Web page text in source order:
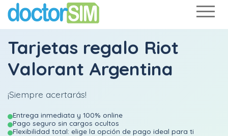
Tarjetas regalo Riot
Valorant Argentina
¡Siempre acertarás!
Entrega inmediata y 100% online
Pago seguro sin cargos ocultos
Flexibilidad total: elige la opción de pago ideal para ti